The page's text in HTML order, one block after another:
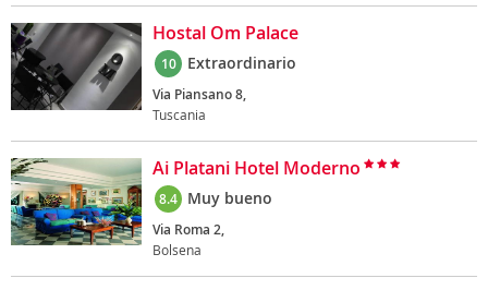
Hostal Om Palace
10 Extraordinario
Via Piansano 8,
Tuscania
Ai Platani Hotel Moderno
8.4 Muy bueno
Via Roma 2,
Bolsena